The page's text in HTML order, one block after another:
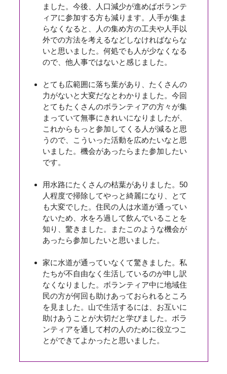
ました。今後、人口減少が進めばボランテ
ィアに参加する方も減ります。人手が集ま
らなくなると、人の集め方の工夫や人手以
外での方法を考えるなどしなければならな
いと思いました。何処でも人が少なくなる
ので、他人事ではないと感じました。
とても広範囲に落ち葉があり、たくさんの
力がないと大変だなとわかりました。今回
とてもたくさんのボランティアの方々が集
まっていて無事にきれいになりましたが、
これからもっと参加してくる人が減ると思
うので、こういった活動を広めたいなと思
いました。機会があったらまた参加したい
です。
用水路にたくさんの枯葉がありました。50
人程度で掃除してやっと綺麗になり、とて
も大変でした。住民の人は水道が通ってい
ないため、水をろ過して飲んでいることを
知り、驚きました。またこのような機会が
あったら参加したいと思いました。
家に水道が通っていなくて驚きました。私
たちが不自由なく生活しているのが申し訳
なくなりました。ボランティア中に地域住
民の方が何回も助けあっておられるところ
を見ました。山で生活するには、お互いに
助けあうことが大切だと学びました。ボラ
ンティアを通して村の人のために役立つこ
とができてよかったと思いました。